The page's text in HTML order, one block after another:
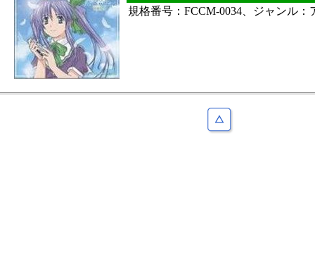
規格番号：FCCM-0034、ジャンル：